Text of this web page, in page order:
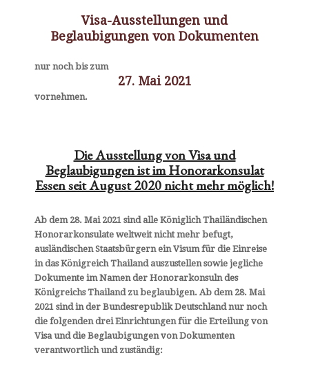
Dienstleistungsangebot. Nutzen Sie auch unsere
umfangreichen Download-Möglichkeiten.
können hingegen nur direkt bei der Königlich
Thailändischen Botschaft
Lepsiusstr. 64-66, 12163 Berlin
Telefon (069) 698 68-0 bearbeitet werden.
Auswanderung
Beglaubigungen
Begrüssung
Datenschutzerklärung
Länderinformationen
Übersetzer
Visa-Ausstellungen und
Beglaubigungen von Dokumenten
nur noch bis zum
27. Mai 2021
vornehmen.
Die Ausstellung von Visa und
Beglaubigungen ist im Honorarkonsulat
Essen seit August 2020 nicht mehr möglich!
Ab dem 28. Mai 2021 sind alle Königlich Thailändischen
Honorarkonsulate weltweit nicht mehr befugt,
ausländischen Staatsbürgern ein Visum für die Einreise
in das Königreich Thailand auszustellen sowie jegliche
Dokumente im Namen der Honorarkonsuln des
Königreichs Thailand zu beglaubigen. Ab dem 28. Mai
2021 sind in der Bundesrepublik Deutschland nur noch
die folgenden drei Einrichtungen für die Erteilung von
Visa und die Beglaubigungen von Dokumenten
verantwortlich und zuständig: